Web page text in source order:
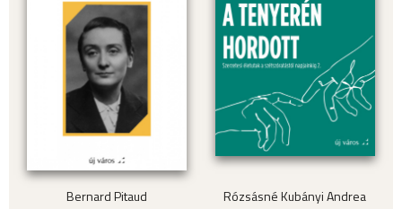
Bernard Pitaud
Rózsásné Kubányi Andrea